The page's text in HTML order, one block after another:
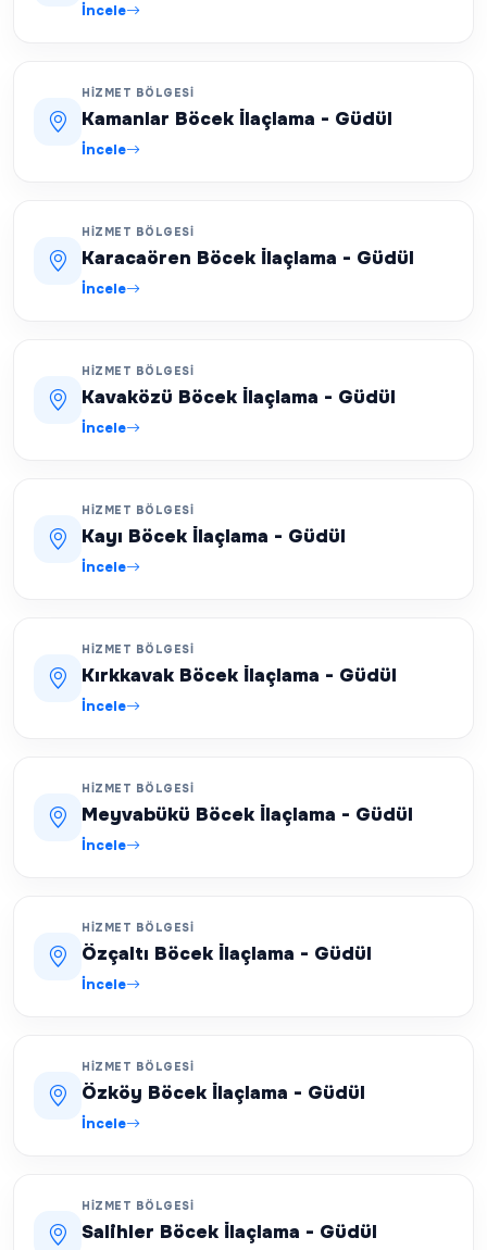
İncele
HIZMET BÖLGESI
Kamanlar Böcek İlaçlama - Güdül
İncele
HIZMET BÖLGESI
Karacaören Böcek İlaçlama - Güdül
İncele
HIZMET BÖLGESI
Kavaközü Böcek İlaçlama - Güdül
İncele
HIZMET BÖLGESI
Kayı Böcek İlaçlama - Güdül
İncele
HIZMET BÖLGESI
Kırkkavak Böcek İlaçlama - Güdül
İncele
HIZMET BÖLGESI
Meyvabükü Böcek İlaçlama - Güdül
İncele
HIZMET BÖLGESI
Özçaltı Böcek İlaçlama - Güdül
İncele
HIZMET BÖLGESI
Özköy Böcek İlaçlama - Güdül
İncele
HIZMET BÖLGESI
Salihler Böcek İlaçlama - Güdül